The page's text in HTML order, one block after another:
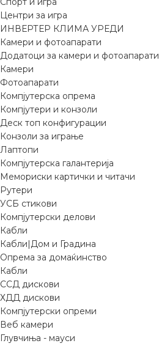
Центри за игра
ИНВЕРТЕР КЛИМА УРЕДИ
Камери и фотоапарати
Додатоци за камери и фотоапарати
Камери
Фотоапарати
Компјутерска опрема
Компјутери и конзоли
Деск топ конфигурации
Конзоли за играње
Лаптопи
Компјутерска галантерија
Мемориски картички и читачи
Рутери
УСБ стикови
Компјутерски делови
Кабли
Кабли|Дом и Градина
Опрема за домаќинство
Кабли
ССД дискови
ХДД дискови
Компјутерски опреми
Веб камери
Глувчиња - мауси